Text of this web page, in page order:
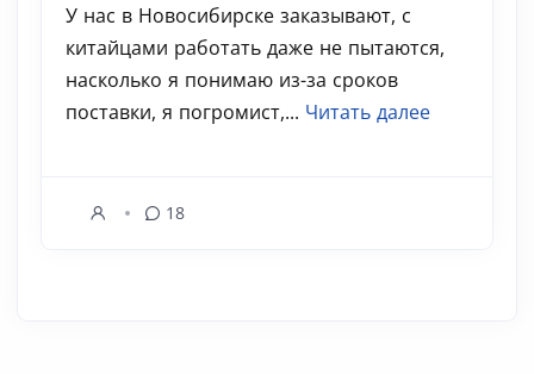
У нас в Новосибирске заказывают, с
китайцами работать даже не пытаются,
насколько я понимаю из-за сроков
поставки, я погромист,... Читать далее
18